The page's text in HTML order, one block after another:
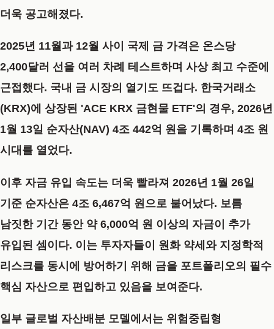
더욱 공고해졌다.
2025년 11월과 12월 사이 국제 금 가격은 온스당
2,400달러 선을 여러 차례 테스트하며 사상 최고 수준에
근접했다. 국내 금 시장의 열기도 뜨겁다. 한국거래소
(KRX)에 상장된 'ACE KRX 금현물 ETF'의 경우, 2026년
1월 13일 순자산(NAV) 4조 442억 원을 기록하며 4조 원
시대를 열었다.
이후 자금 유입 속도는 더욱 빨라져 2026년 1월 26일
기준 순자산은 4조 6,467억 원으로 불어났다. 보름
남짓한 기간 동안 약 6,000억 원 이상의 자금이 추가
유입된 셈이다. 이는 투자자들이 원화 약세와 지정학적
리스크를 동시에 방어하기 위해 금을 포트폴리오의 필수
핵심 자산으로 편입하고 있음을 보여준다.
일부 글로벌 자산배분 모델에서는 위험중립형